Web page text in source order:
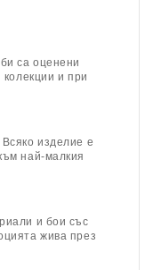
са оценени
колекции и при
изделие е
най-малкия
и бои със
жива през